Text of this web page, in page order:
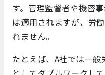
す。管理監督者や機密
は適用されますが、労
れません。
たとえば、A社では一